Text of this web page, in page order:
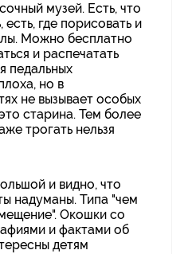
музей. Есть, что
есть, где порисовать и
Можно бесплатно
и распечатать
педальных
но в
не вызывает особых
старина. Тем более
трогать нельзя
и видно, что
надуманы. Типа "чем
Окошки со
и фактами об
детям